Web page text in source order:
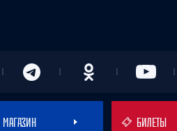
МАГАЗИН БИЛЕТЫ